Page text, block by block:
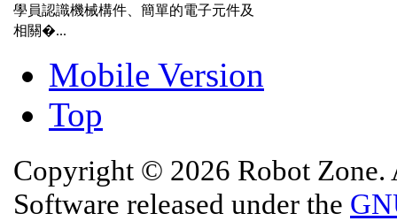
學員認識機械構件、簡單的電子元件及
相關�...
Mobile Version
Top
Copyright © 2026 Robot Zone.
Software released under the